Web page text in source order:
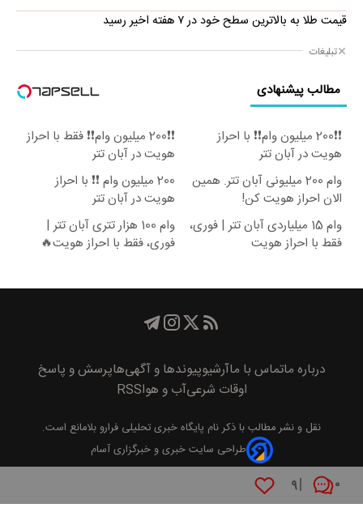
۰ ۹
قیمت طلا به بالاترین سطح خود در ۷ هفته اخیر رسید
تبلیغات
مطالب پیشنهادی
❗❗200 میلیون وام❗❗ با احراز
هویت در آبان تتر
❗❗200 میلیون وام❗❗ فقط با احراز
هویت در آبان تتر
وام 200 میلیونی آبان تتر. همین
الان احراز هویت کن!
200 میلیون وام ❗❗ با احراز
هویت در آبان تتر
وام 15 میلیاردی آبان تتر | فوری،
فقط با احراز هویت
وام 100 هزار تتری آبان تتر |
فوری، فقط با احراز هویت🔥
درباره ماتماس با ماآرشیوپیوند‌ها و آگهی‌هاپرسش و پاسخ
اوقات شرعیآب و هواRSS
نقل و نشر مطالب با ذکر نام پايگاه خبری تحليلی فرارو بلامانع است.
طراحی سایت خبری و خبرگزاری آسام